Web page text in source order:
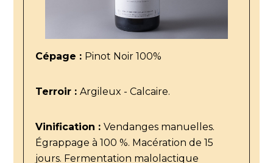
Cépage : Pinot Noir 100%
Terroir : Argileux - Calcaire.
Vinification : Vendanges manuelles.
Égrappage à 100 %. Macération de 15
jours. Fermentation malolactique